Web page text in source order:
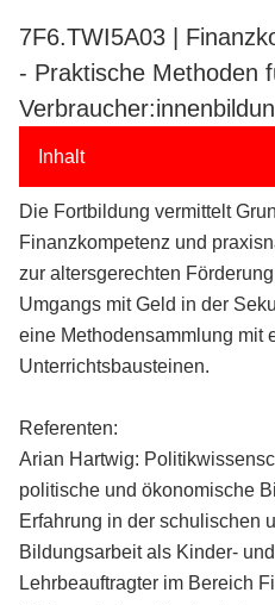
7F6.TWI5A03 |
- Praktische Methoden
Inhalt
Die Fortbildung vermittelt
Finanzkompetenz und
zur altersgerechten
Umgangs mit Geld in der
eine Methodensammlung mit
Unterrichtsbausteinen.
Referenten:
Arian Hartwig:
politische und ökonomische
Erfahrung in der schulischen
Bildungsarbeit als Kinder-
Lehrbeauftragter im Bereich